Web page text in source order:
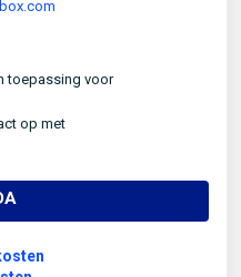
toepassing voor
op met